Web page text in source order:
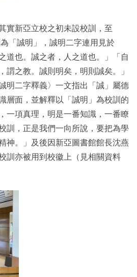
實新亞立校之初未設校訓，至
「誠明」，誠明二字連用見於
道也。誠之者，人之道也。」「自
謂之教。誠則明矣，明則誠矣。」
明二字釋義〉一文指出「誠」屬德
層面，並解釋以「誠明」為校訓的
一項真理，明是一番知識，一番瞭
訓，正是我們一向所說，要把為學
神。」及後因新亞圖書館館長沈燕
訓亦被用到校徽上（見相關資料